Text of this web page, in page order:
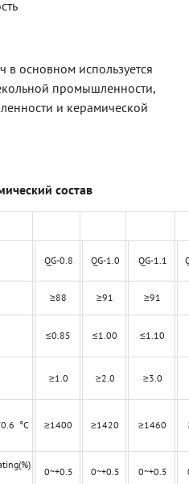
основном используется
промышленности,
и керамической
состав
QG-0.8 QG-1.0 QG-1.1
≥88 ≥91 ≥91
≤0.85 ≤1.00 ≤1.10
≥1.0 ≥2.0 ≥3.0
°C ≥1400 ≥1420 ≥1460
0~+0.5 0~+0.5 0~+0.5